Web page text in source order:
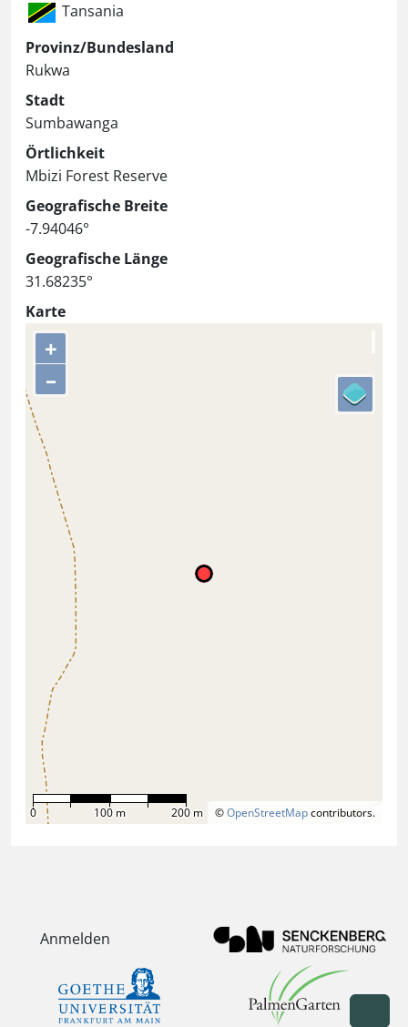
Tansania
Provinz/Bundesland
Rukwa
Stadt
Sumbawanga
Örtlichkeit
Mbizi Forest Reserve
Geografische Breite
-7.94046°
Geografische Länge
31.68235°
Karte
+
–
©OpenStreetMapcontributors.
0 100 m 200 m
Anmelden